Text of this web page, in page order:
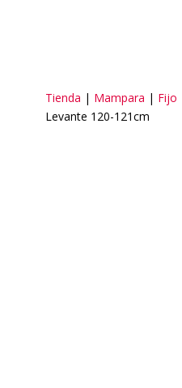
Tienda | Mampara | Fijo
Levante 120-121cm